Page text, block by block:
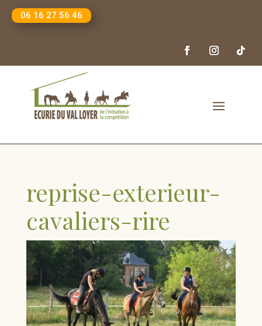
06 16 27 56 46
reprise-exterieur-
cavaliers-rire